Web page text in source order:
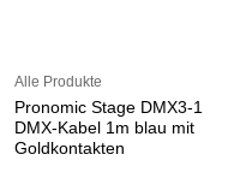
Alle Produkte
Pronomic Stage DMX3-1
DMX-Kabel 1m blau mit
Goldkontakten